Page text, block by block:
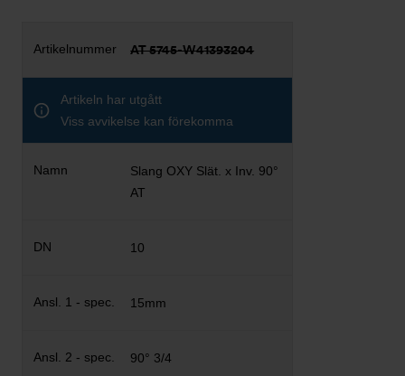
AT 5745-W41393204
Artikeln har utgått
Viss avvikelse kan förekomma
Slang OXY Slät. x Inv. 90°
AT
10
15mm
90° 3/4